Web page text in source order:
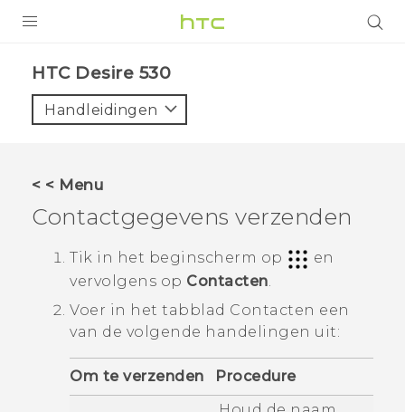
VIVE
HTC Club
SUPPORT
HTC-apparaten & -accessoires
Aanmelden
HTC Desire 530‎
Handleidingen
< < Menu
Contactgegevens verzenden
Tik in het beginscherm op
en
vervolgens op Contacten
Voer in het tabblad Contacten een
van de volgende handelingen uit:
Om te verzenden Procedure